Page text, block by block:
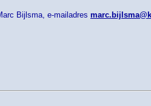
Bijlsma, e-mailadres